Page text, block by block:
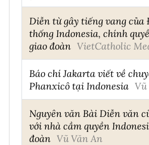
Diễn từ gây tiếng vang của
thống Indonesia, chính
giao đoàn VietCatholic
Báo chí Jakarta viết về
Phanxicô tại Indonesia Vũ
Nguyên văn Bài Diễn văn
với nhà cầm quyền
đoàn Vũ Văn An